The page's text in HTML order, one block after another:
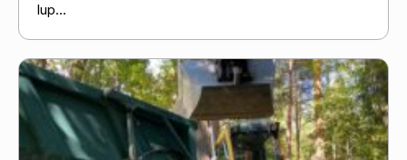
lup...